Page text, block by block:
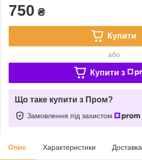
750 ₴
Купити
або
Купити з
Що таке купити з Пром?
Замовлення під захистом
Опис Характеристики Доставка